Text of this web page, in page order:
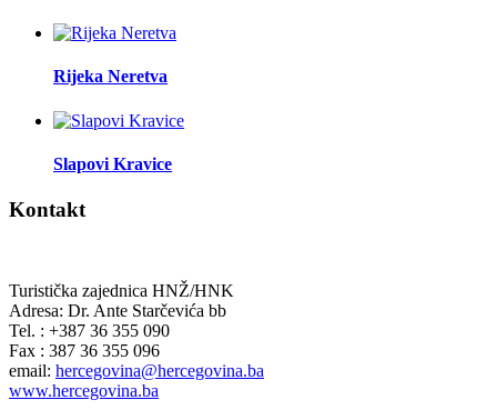
Rijeka Neretva
Slapovi Kravice
Kontakt
Turistička zajednica HNŽ/HNK
Adresa: Dr. Ante Starčevića bb
Tel. : +387 36 355 090
Fax : 387 36 355 096
email: hercegovina@hercegovina.ba
www.hercegovina.ba